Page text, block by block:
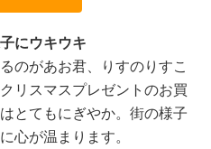
にウキウキ
のがあお君、りすのりすこ
リスマスプレゼントのお買
とてもにぎやか。街の様子
心が温まります。